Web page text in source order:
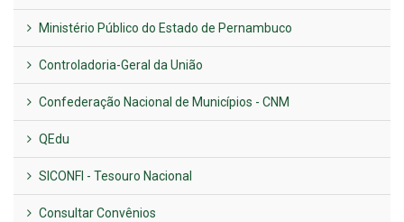
Ministério Público do Estado de Pernambuco
Controladoria-Geral da União
Confederação Nacional de Municípios - CNM
QEdu
SICONFI - Tesouro Nacional
Consultar Convênios